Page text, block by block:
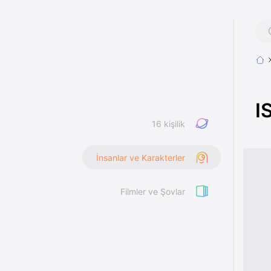
16 kişilik
İnsanlar ve Karakterler
Filmler ve Şovlar